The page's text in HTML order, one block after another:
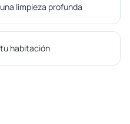
limpieza profunda
habitación